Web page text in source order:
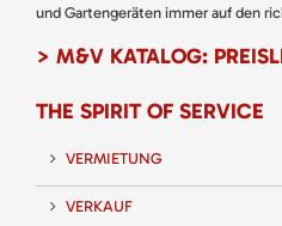
und Gartengeräten immer auf den
> M&V KATALOG:
THE SPIRIT OF SERVICE
VERMIETUNG
VERKAUF